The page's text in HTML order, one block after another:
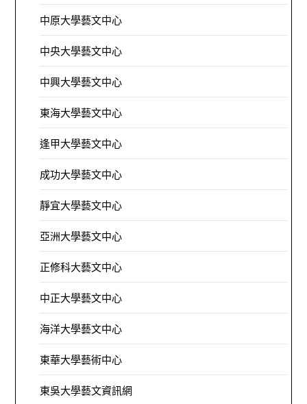
中原大學藝文中心
中央大學藝文中心
中興大學藝文中心
東海大學藝文中心
逢甲大學藝文中心
成功大學藝文中心
靜宜大學藝文中心
亞洲大學藝文中心
正修科大藝文中心
中正大學藝文中心
海洋大學藝文中心
東華大學藝術中心
東吳大學藝文資訊網